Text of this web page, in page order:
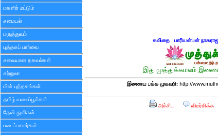
மகளிர் மட்டும்
சமையல்
மருத்துவம்
புத்தகப் பார்வை
சுவையான தகவல்கள்
சுற்றுலா
மின் புத்தகங்கள்
தமிழ் வலைப்பூக்கள்
தேன் துளிகள்
படைப்பாளர்கள்
கவிதை| பாரியன்பன்
இது முத்துக்கமலம்
இணைய பக்க முகவரி: http://
அச்சிட விமர்சிக்க